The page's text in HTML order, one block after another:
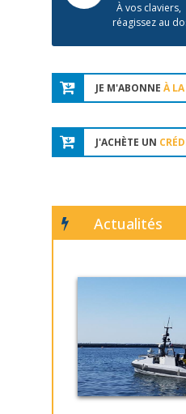
À vos claviers,
réagissez au
JE M'ABONNE À
J'ACHÈTE UN
Actualités